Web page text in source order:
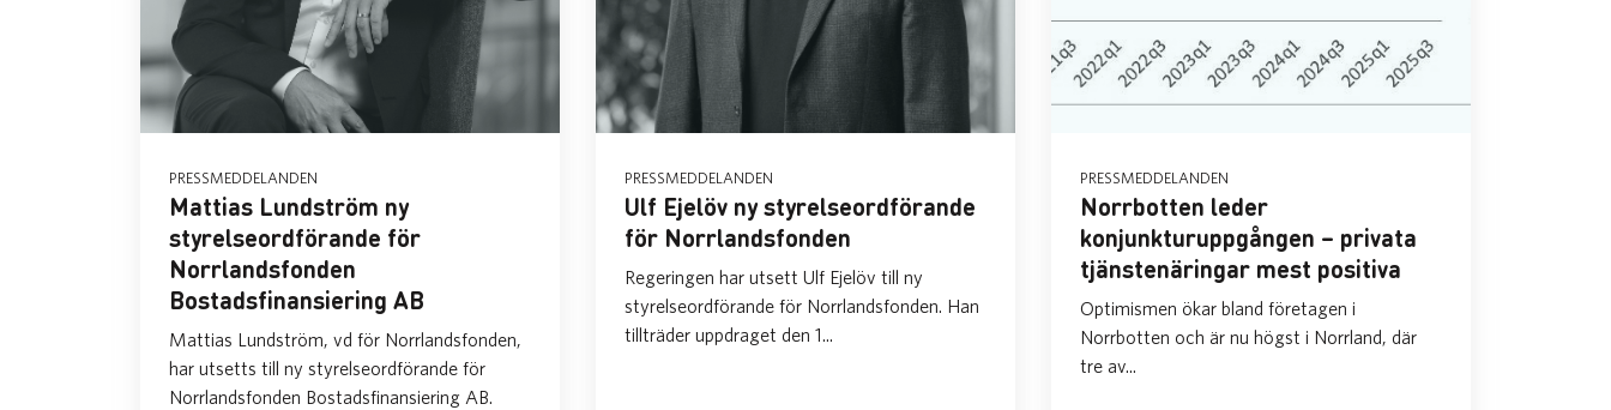
PRESSMEDDELANDEN
Mattias Lundström ny
styrelseordförande för
Norrlandsfonden
Bostadsfinansiering AB
Mattias Lundström, vd för Norrlandsfonden,
har utsetts till ny styrelseordförande för
Norrlandsfonden Bostadsfinansiering AB.
PRESSMEDDELANDEN
Ulf Ejelöv ny styrelseordförande
för Norrlandsfonden
Regeringen har utsett Ulf Ejelöv till ny
styrelseordförande för Norrlandsfonden. Han
tillträder uppdraget den 1...
PRESSMEDDELANDEN
Norrbotten leder
konjunkturuppgången – privata
tjänstenäringar mest positiva
Optimismen ökar bland företagen i
Norrbotten och är nu högst i Norrland, där
tre av...